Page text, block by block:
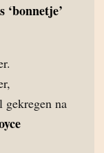
‘bonnetje’
gekregen na